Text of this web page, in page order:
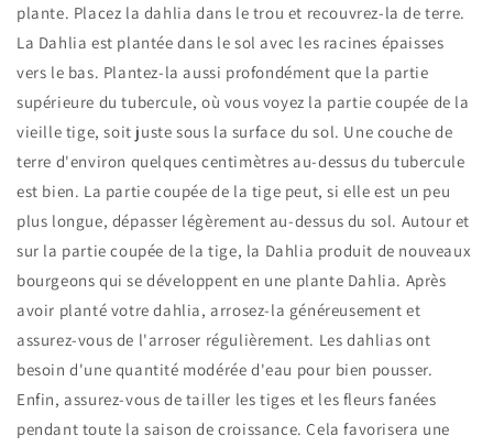
plante. Placez la dahlia dans le trou et recouvrez-la de terre.
La Dahlia est plantée dans le sol avec les racines épaisses
vers le bas. Plantez-la aussi profondément que la partie
supérieure du tubercule, où vous voyez la partie coupée de la
vieille tige, soit juste sous la surface du sol. Une couche de
terre d'environ quelques centimètres au-dessus du tubercule
est bien. La partie coupée de la tige peut, si elle est un peu
plus longue, dépasser légèrement au-dessus du sol. Autour et
sur la partie coupée de la tige, la Dahlia produit de nouveaux
bourgeons qui se développent en une plante Dahlia. Après
avoir planté votre dahlia, arrosez-la généreusement et
assurez-vous de l'arroser régulièrement. Les dahlias ont
besoin d'une quantité modérée d'eau pour bien pousser.
Enfin, assurez-vous de tailler les tiges et les fleurs fanées
pendant toute la saison de croissance. Cela favorisera une